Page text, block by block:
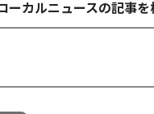
ーカルニュースの記事を